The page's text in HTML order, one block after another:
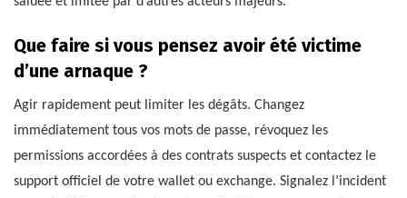
Que faire si vous pensez avoir été victime
d’une arnaque ?
Agir rapidement peut limiter les dégâts. Changez
immédiatement tous vos mots de passe, révoquez les
permissions accordées à des contrats suspects et contactez le
support officiel de votre wallet ou exchange. Signalez l’incident